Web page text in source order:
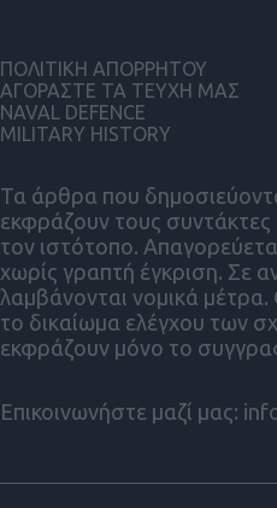
Τα άρθρα που
εκφράζουν τους συντάκτες
τον ιστότοπο.
χωρίς γραπτή έγκριση. Σε
λαμβάνονται νομικά μέτρα.
το δικαίωμα ελέγχου των
εκφράζουν μόνο το
Επικοινωνήστε μαζί μας:
ΠΟΛΙΤΙΚΗ ΑΠΟΡΡΗΤΟΥ
ΑΓΟΡΑΣΤΕ ΤΑ ΤΕΥΧΗ ΜΑΣ
NAVAL DEFENCE
MILITARY HISTORY